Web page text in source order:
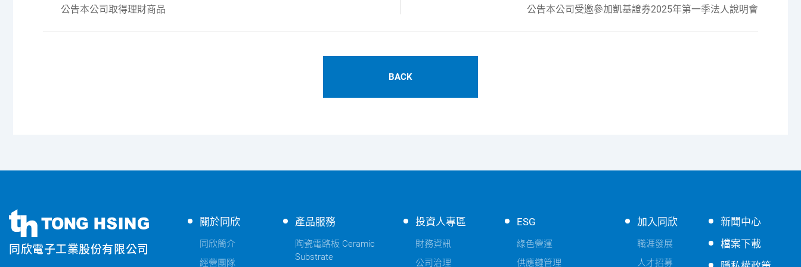
公告本公司取得理財商品 公告本公司受邀參加凱基證券2025年第一季法人說明會
BACK
同
欣
電
同欣電子工業股份有限公司
同
關於同欣
同欣簡介
經營團隊
產品服務
陶瓷電路板 Ceramic
Substrate
投資人專區
財務資訊
公司治理
ESG
綠色營運
供應鏈管理
加入同欣
職涯發展
人才招募
新聞中心
檔案下載